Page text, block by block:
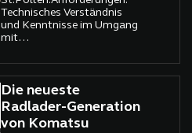
Technisches Verständnis
und Kenntnisse im Umgang
mit
EUR 2750,- brutto
Die neueste
Radlader-Generation
von Komatsu